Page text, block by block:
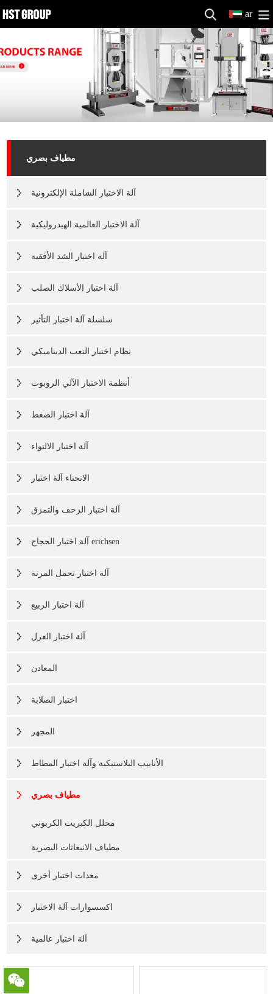
ar
مطياف بصري
آلة الاختبار الشاملة الإلكترونية
آلة الاختبار العالمية الهيدروليكية
آلة اختبار الشد الأفقية
آلة اختبار الأسلاك الصلب
سلسلة آلة اختبار التأثير
نظام اختبار التعب الديناميكي
أنظمة الاختبار الآلي الروبوت
آلة اختبار الضغط
آلة اختبار الالتواء
الانحناء آلة اختبار
آلة اختبار الزحف والتمزق
آلة اختبار الحجاج erichsen
آلة اختبار تحمل المرنة
آلة اختبار الربيع
آلة اختبار العزل
المعادن
اختبار الصلابة
المجهر
الأنابيب البلاستيكية وآلة اختبار المطاط
مطياف بصري
محلل الكبريت الكربوني
مطياف الانبعاثات البصرية
معدات اختبار أخرى
اكسسوارات آلة الاختبار
آلة اختبار عالمية